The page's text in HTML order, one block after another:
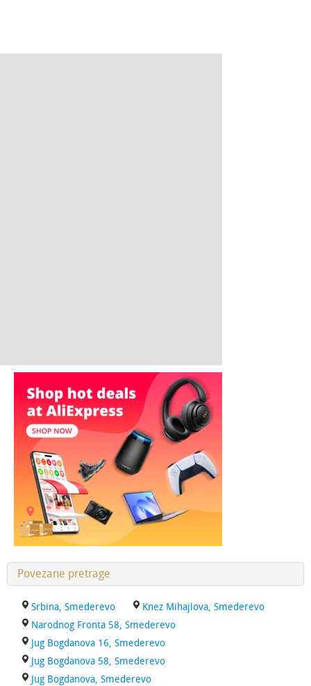
Povezane pretrage
Srbina, Smederevo
Knez Mihajlova, Smederevo
Narodnog Fronta 58, Smederevo
Jug Bogdanova 16, Smederevo
Jug Bogdanova 58, Smederevo
Jug Bogdanova, Smederevo